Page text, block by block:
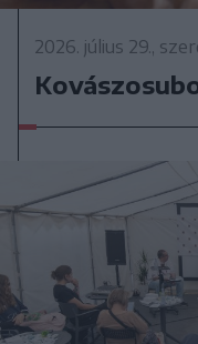
2026. július 29.,